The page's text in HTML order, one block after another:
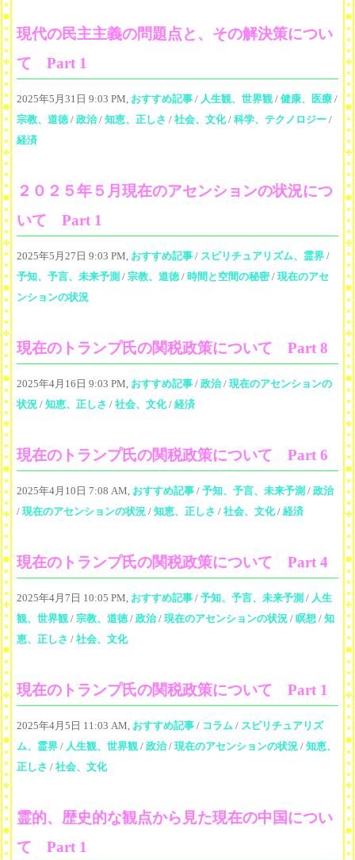
現代の民主主義の問題点と、その解決策につい
て Part 1
2025年5月31日 9:03 PM, おすすめ記事 / 人生観、世界観 / 健康、医療 /
宗教、道徳/ 政治/ 知恵、正しさ / 社会、文化/ 科学、テクノロジー /
経済
２０２５年５月現在のアセンションの状況につ
いて Part 1
2025年5月27日 9:03 PM, おすすめ記事 / スピリチュアリズム、霊界 /
予知、予言、未来予測 / 宗教、道徳/ 時間と空間の秘密/ 現在のアセ
ンションの状況
現在のトランプ氏の関税政策について Part 8
2025年4月16日 9:03 PM, おすすめ記事 / 政治/ 現在のアセンションの
状況 / 知恵、正しさ / 社会、文化/ 経済
現在のトランプ氏の関税政策について Part 6
2025年4月10日 7:08 AM, おすすめ記事 / 予知、予言、未来予測 / 政治
/ 現在のアセンションの状況 / 知恵、正しさ / 社会、文化/ 経済
現在のトランプ氏の関税政策について Part 4
2025年4月7日 10:05 PM, おすすめ記事 / 予知、予言、未来予測 / 人生
観、世界観 / 宗教、道徳/ 政治/ 現在のアセンションの状況 / 瞑想 / 知
恵、正しさ / 社会、文化
現在のトランプ氏の関税政策について Part 1
2025年4月5日 11:03 AM, おすすめ記事 / コラム / スピリチュアリズ
ム、霊界 / 人生観、世界観 / 政治/ 現在のアセンションの状況 / 知恵、
正しさ / 社会、文化
霊的、歴史的な観点から見た現在の中国につい
て Part 1